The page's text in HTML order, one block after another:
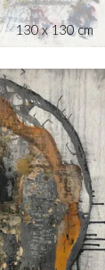
130 x 130 cm